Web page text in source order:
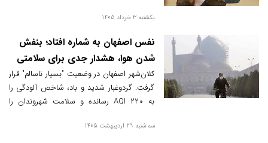
یکشنبه 3 خرداد 1405
نفس اصفهان به شماره افتاد؛ بنفش
شدن هوا، هشدار جدی برای سلامتی
کلان‌شهر اصفهان در وضعیت "بسیار ناسالم" قرار
گرفت. گردوغبار شدید و باد، شاخص آلودگی را
به ۲۲۰ AQI رسانده و سلامت شهروندان را
سه شنبه 29 اردیبهشت 1405